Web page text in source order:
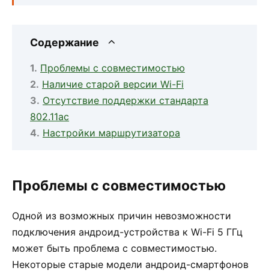
Содержание
Проблемы с совместимостью
Наличие старой версии Wi-Fi
Отсутствие поддержки стандарта
802.11ac
Настройки маршрутизатора
Проблемы с совместимостью
Одной из возможных причин невозможности
подключения андроид-устройства к Wi-Fi 5 ГГц
может быть проблема с совместимостью.
Некоторые старые модели андроид-смартфонов